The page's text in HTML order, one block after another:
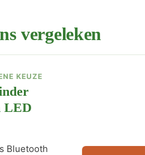
vergeleken
KEUZE
LED
Bluetooth